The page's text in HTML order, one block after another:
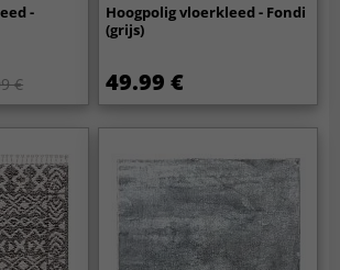
-
€
Hoogpolig vloerkleed - Fondi
(grijs)
49.99 €